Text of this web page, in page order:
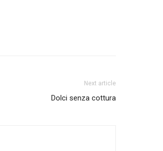
Next article
Dolci senza cottura